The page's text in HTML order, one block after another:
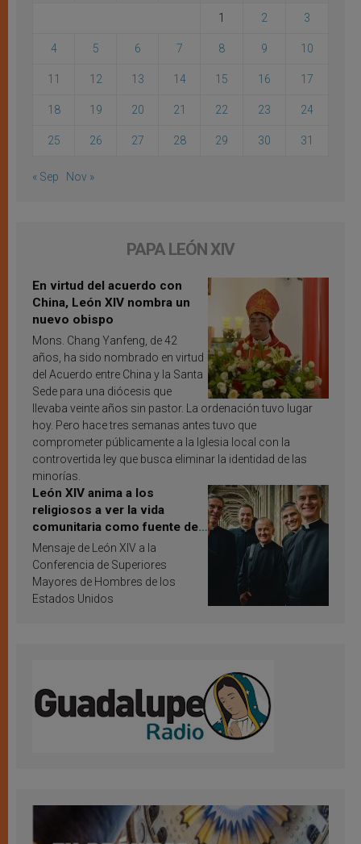
1 2 3
4 5 6 7 8 9 10
11 12 13 14 15 16 17
18 19 20 21 22 23 24
25 26 27 28 29 30 31
« Sep Nov »
PAPA LEÓN XIV
En virtud del acuerdo con
China, León XIV nombra un
nuevo obispo
Mons. Chang Yanfeng, de 42
años, ha sido nombrado en virtud
del Acuerdo entre China y la Santa
Sede para una diócesis que
llevaba veinte años sin pastor. La ordenación tuvo lugar
hoy. Pero hace tres semanas antes tuvo que
comprometer públicamente a la Iglesia local con la
controvertida ley que busca eliminar la identidad de las
minorías.
León XIV anima a los
religiosos a ver la vida
comunitaria como fuente de
inspiración y santificación
Mensaje de León XIV a la
Conferencia de Superiores
Mayores de Hombres de los
Estados Unidos